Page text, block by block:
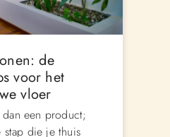
de
voor het
vloer
een product;
stap die je thuis